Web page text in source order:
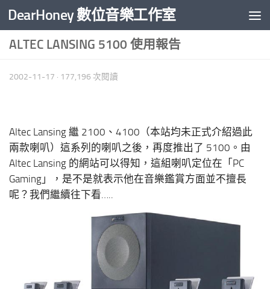
Skip to content
DearHoney 數位音樂工作室
ALTEC LANSING 5100 使用報告
2002-11-17 · 177,196 次閱讀
Altec Lansing 繼 2100、4100（本站均未正式介紹過此
兩款喇叭）這系列的喇叭之後，再度推出了 5100。由
Altec Lansing 的網站可以得知，這組喇叭定位在「PC
Gaming」，是不是就表示他在音樂鑑賞方面並不擅長
呢？我們繼續往下看…..